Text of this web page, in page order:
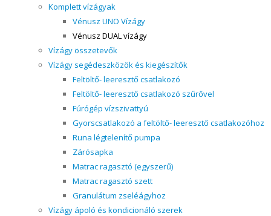
Komplett vízágyak
Vénusz UNO Vízágy
Vénusz DUAL vízágy
Vízágy összetevők
Vízágy segédeszközök és kiegészítők
Feltöltő- leeresztő csatlakozó
Feltöltő- leeresztő csatlakozó szűrővel
Fúrógép vízszivattyú
Gyorscsatlakozó a feltöltő- leeresztő csatlakozóhoz
Runa légtelenítő pumpa
Zárósapka
Matrac ragasztó (egyszerű)
Matrac ragasztó szett
Granulátum zseléágyhoz
Vízágy ápoló és kondicionáló szerek